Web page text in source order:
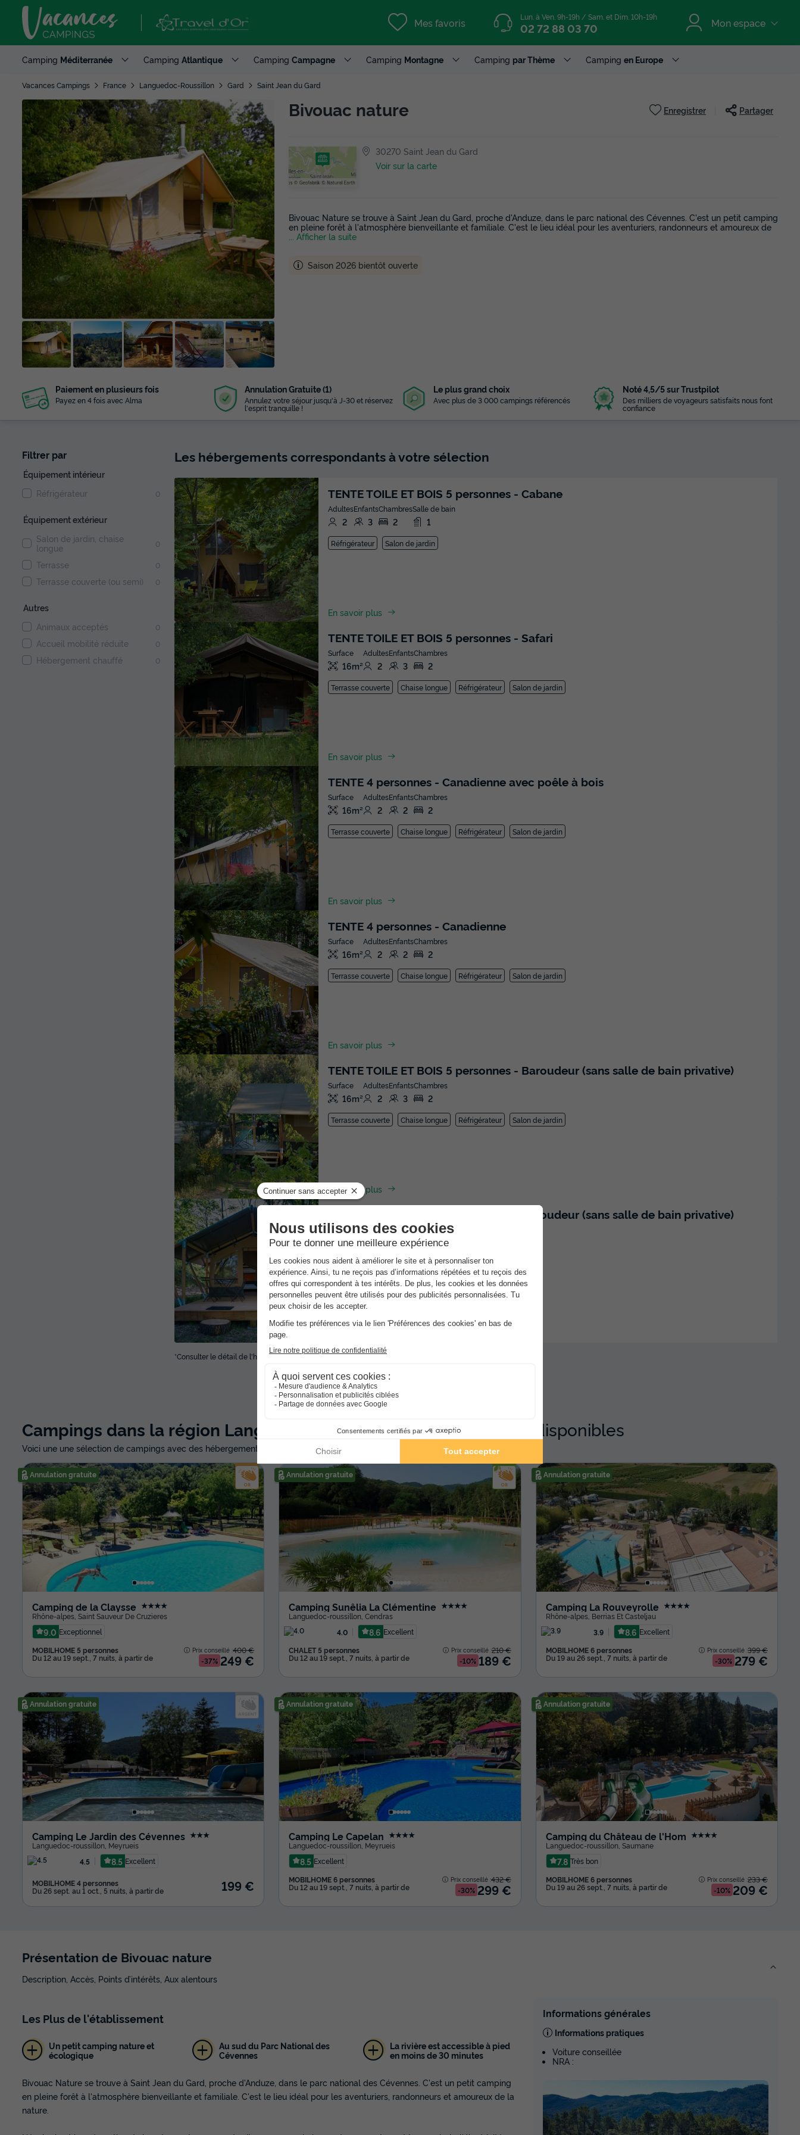
Mes favoris Lun. à Ven. 9h-19h / Sam. et Dim. 10h-19h
02 72 88 03 70 Mon espace
Camping Méditerranée Camping Atlantique Camping Campagne Camping Montagne Camping par Thème Camping en Europe
Vacances Campings France Languedoc-Roussillon Gard Saint Jean du Gard
+ 38
photos
Bivouac nature Enregistrer Partager
30270 Saint Jean du Gard
Voir sur la carte
Bivouac Nature se trouve à Saint Jean du Gard, proche d'Anduze, dans le parc national des Cévennes. C'est un petit camping
en pleine forêt à l'atmosphère bienveillante et familiale. C'est le lieu idéal pour les aventuriers, randonneurs et amoureux de
... Afficher la suite
Saison 2026 bientôt ouverte
Paiement en plusieurs fois
Payez en 4 fois avec Alma
Annulation Gratuite (1)
Annulez votre séjour jusqu'à J-30 et réservez
l'esprit tranquille !
Le plus grand choix
Avec plus de 3 000 campings référencés
Noté 4,5/5 sur Trustpilot
Des milliers de voyageurs satisfaits nous font
confiance
Filtrer par
Équipement intérieur
Réfrigérateur
0
Équipement extérieur
Salon de jardin, chaise
longue
0
Terrasse 0
Terrasse couverte (ou semi) 0
Autres
Animaux acceptés
0
Accueil mobilité réduite 0
Hébergement chauffé 0
Les hébergements correspondants à votre sélection
TENTE TOILE ET BOIS 5 personnes - Cabane
Adultes
2
Enfants
3
Chambres
2
Salle de bain
1
Réfrigérateur Salon de jardin
En savoir plus
TENTE TOILE ET BOIS 5 personnes - Safari
Surface
16m²
Adultes
2
Enfants
3
Chambres
2
Terrasse couverte Chaise longue Réfrigérateur Salon de jardin
En savoir plus
TENTE 4 personnes - Canadienne avec poêle à bois
Surface
16m²
Adultes
2
Enfants
2
Chambres
2
Terrasse couverte Chaise longue Réfrigérateur Salon de jardin
En savoir plus
TENTE 4 personnes - Canadienne
Surface
16m²
Adultes
2
Enfants
2
Chambres
2
Terrasse couverte Chaise longue Réfrigérateur Salon de jardin
En savoir plus
TENTE TOILE ET BOIS 5 personnes - Baroudeur (sans salle de bain privative)
Surface
16m²
Adultes
2
Enfants
3
Chambres
2
Terrasse couverte Chaise longue Réfrigérateur Salon de jardin
En savoir plus
TENTE TOILE ET BOIS 4 personnes - Baroudeur (sans salle de bain privative)
Surface
16m²
Adultes
2
Enfants
2
Chambres
2
Terrasse couverte Chaise longue Réfrigérateur
*Consulter le détail de l'hébergement pour connaitre les conditions spécifiques
Campings dans la région Languedoc-Roussillonavec des offres disponibles
Voici une une sélection de campings avec des hébergements disponibles aux alentours du Bivouac nature
Annulation gratuite
Camping de la Claysse ★★★★
Rhône-alpes Saint Sauveur De Cruzieres
9.0 Exceptionnel
MOBILHOME 5 personnes
Du 12 au 19 sept., 7 nuits, à partir de
Prix conseillé :400 €
-37% 249 €
Annulation gratuite
Camping Sunêlia La Clémentine ★★★★
Languedoc-roussillon ,Cendras
4.0
8.6 Excellent
CHALET 5 personnes
Du 12 au 19 sept., 7 nuits, à partir de
Prix conseillé :210 €
-10% 189 €
Annulation gratuite
Camping La Rouveyrolle ★★★★
Rhône-alpes, Berrias Et Casteljau
3.9
8.6 Excellent
MOBILHOME 6 personnes
Du 19 au 26 sept., 7 nuits, à partir de
Prix conseillé :399 €
-30% 279 €
Annulation gratuite
Camping Le Jardin des Cévennes ★★★
Languedoc-roussillon Meyrueis
4.5
8.5 Excellent
MOBILHOME 4 personnes
Du 26 sept. au 1 oct., 5 nuits, à partir de 199 €
Annulation gratuite
Camping Le Capelan ★★★★
Languedoc-roussillon Meyrueis
8.5 Excellent
MOBILHOME 6 personnes
Du 12 au 19 sept., 7 nuits, à partir de
Prix conseillé :432 €
-30% 299 €
Annulation gratuite
Camping du Château de l'Hom ★★★★
Languedoc-roussillon, Saumane
7.8 Très bon
MOBILHOME 6 personnes
Du 19 au 26 sept., 7 nuits, à partir de
Prix conseillé :233 €
-10% 209 €
Présentation de Bivouac nature
Description, Accès, Points d’intérêts, Aux alentours
Les Plusde l'établissement
Un petit camping nature et
écologique
Au sud du Parc National des
Cévennes
La rivière est accessible à pied
en moins de 30 minutes
Bivouac Nature se trouve à Saint Jean du Gard, proche d'Anduze, dans le parc national des Cévennes. C'est un petit camping
en pleine forêt à l'atmosphère bienveillante et familiale. C'est le lieu idéal pour les aventuriers, randonneurs et amoureux de la
nature.
Informations générales
Informations pratiques
Voiture conseillée
NRA :